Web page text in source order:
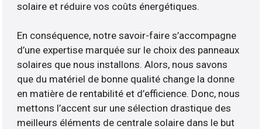
solaire et réduire vos coûts énergétiques.
En conséquence, notre savoir-faire s’accompagne
d’une expertise marquée sur le choix des panneaux
solaires que nous installons. Alors, nous savons
que du matériel de bonne qualité change la donne
en matière de rentabilité et d’efficience. Donc, nous
mettons l’accent sur une sélection drastique des
meilleurs éléments de centrale solaire dans le but